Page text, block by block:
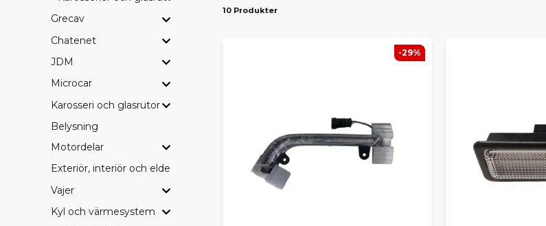
Grecav
Chatenet
JDM
Microcar
Karosseri och glasrutor
Belysning
Motordelar
Exteriör, interiör och eldetaljer
Vajer
Kyl och värmesystem
Vi erbjuder delar till bland annatAixam City, Coupe,
– från äldre årsmodeller till dagens modeller. Här
Vill du bläddra bland samtliga delar till din modell? Här
leverans direkt från vårt lager.
HITTAR DU INTE RÄTT DEL?
Saknar du en specifik originaldel i webbutiken? Kontakta
10 Produkter
-29%